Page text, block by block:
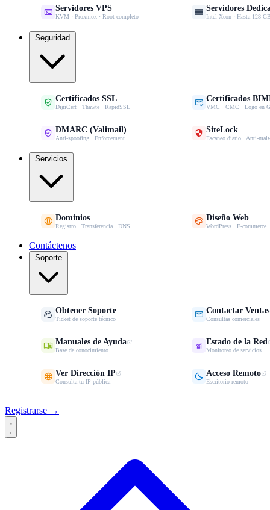
 Servidores VPS
KVM · Proxmox · Root completo  Servidores
Intel Xeon · Hasta 128
Seguridad
 Certificados SSL
DigiCert · Thawte · RapidSSL  Certificados
VMC · CMC · Logo en
 DMARC (Valimail)
Anti-spoofing · Enforcement  SiteLock
Escaneo diario · Anti-
Servicios
 Dominios
Registro · Transferencia · DNS  Diseño Web
WordPress · E-commerce
Contáctenos
Soporte
 Obtener Soporte
Ticket de soporte técnico  Contactar Ventas
Consultas comerciales
 Manuales de Ayuda
Base de conocimiento  Estado de la Red
Monitoreo de servicios
 Ver Dirección IP
Consulta tu IP pública  Acceso Remoto
Escritorio remoto
Registrarse →